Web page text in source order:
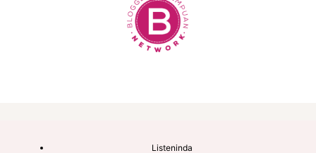
Listeninda